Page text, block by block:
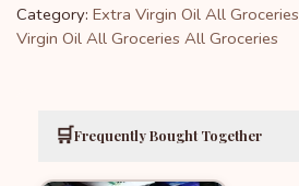
Category: Extra Virgin Oil All Groceries
Virgin Oil All Groceries All Groceries
🛒Frequently Bought Together